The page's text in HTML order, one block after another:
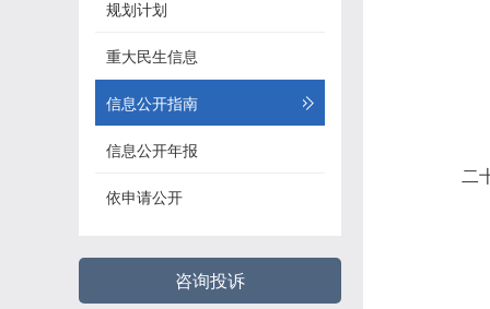
规划计划
重大民生信息
信息公开指南
信息公开年报
依申请公开
咨询投诉
二